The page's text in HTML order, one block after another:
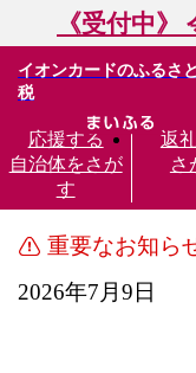
《受付中
イオンカードのふるさ
税
応援する
自治体をさが
す
返
さ
重要なお知ら
2026年7月9日